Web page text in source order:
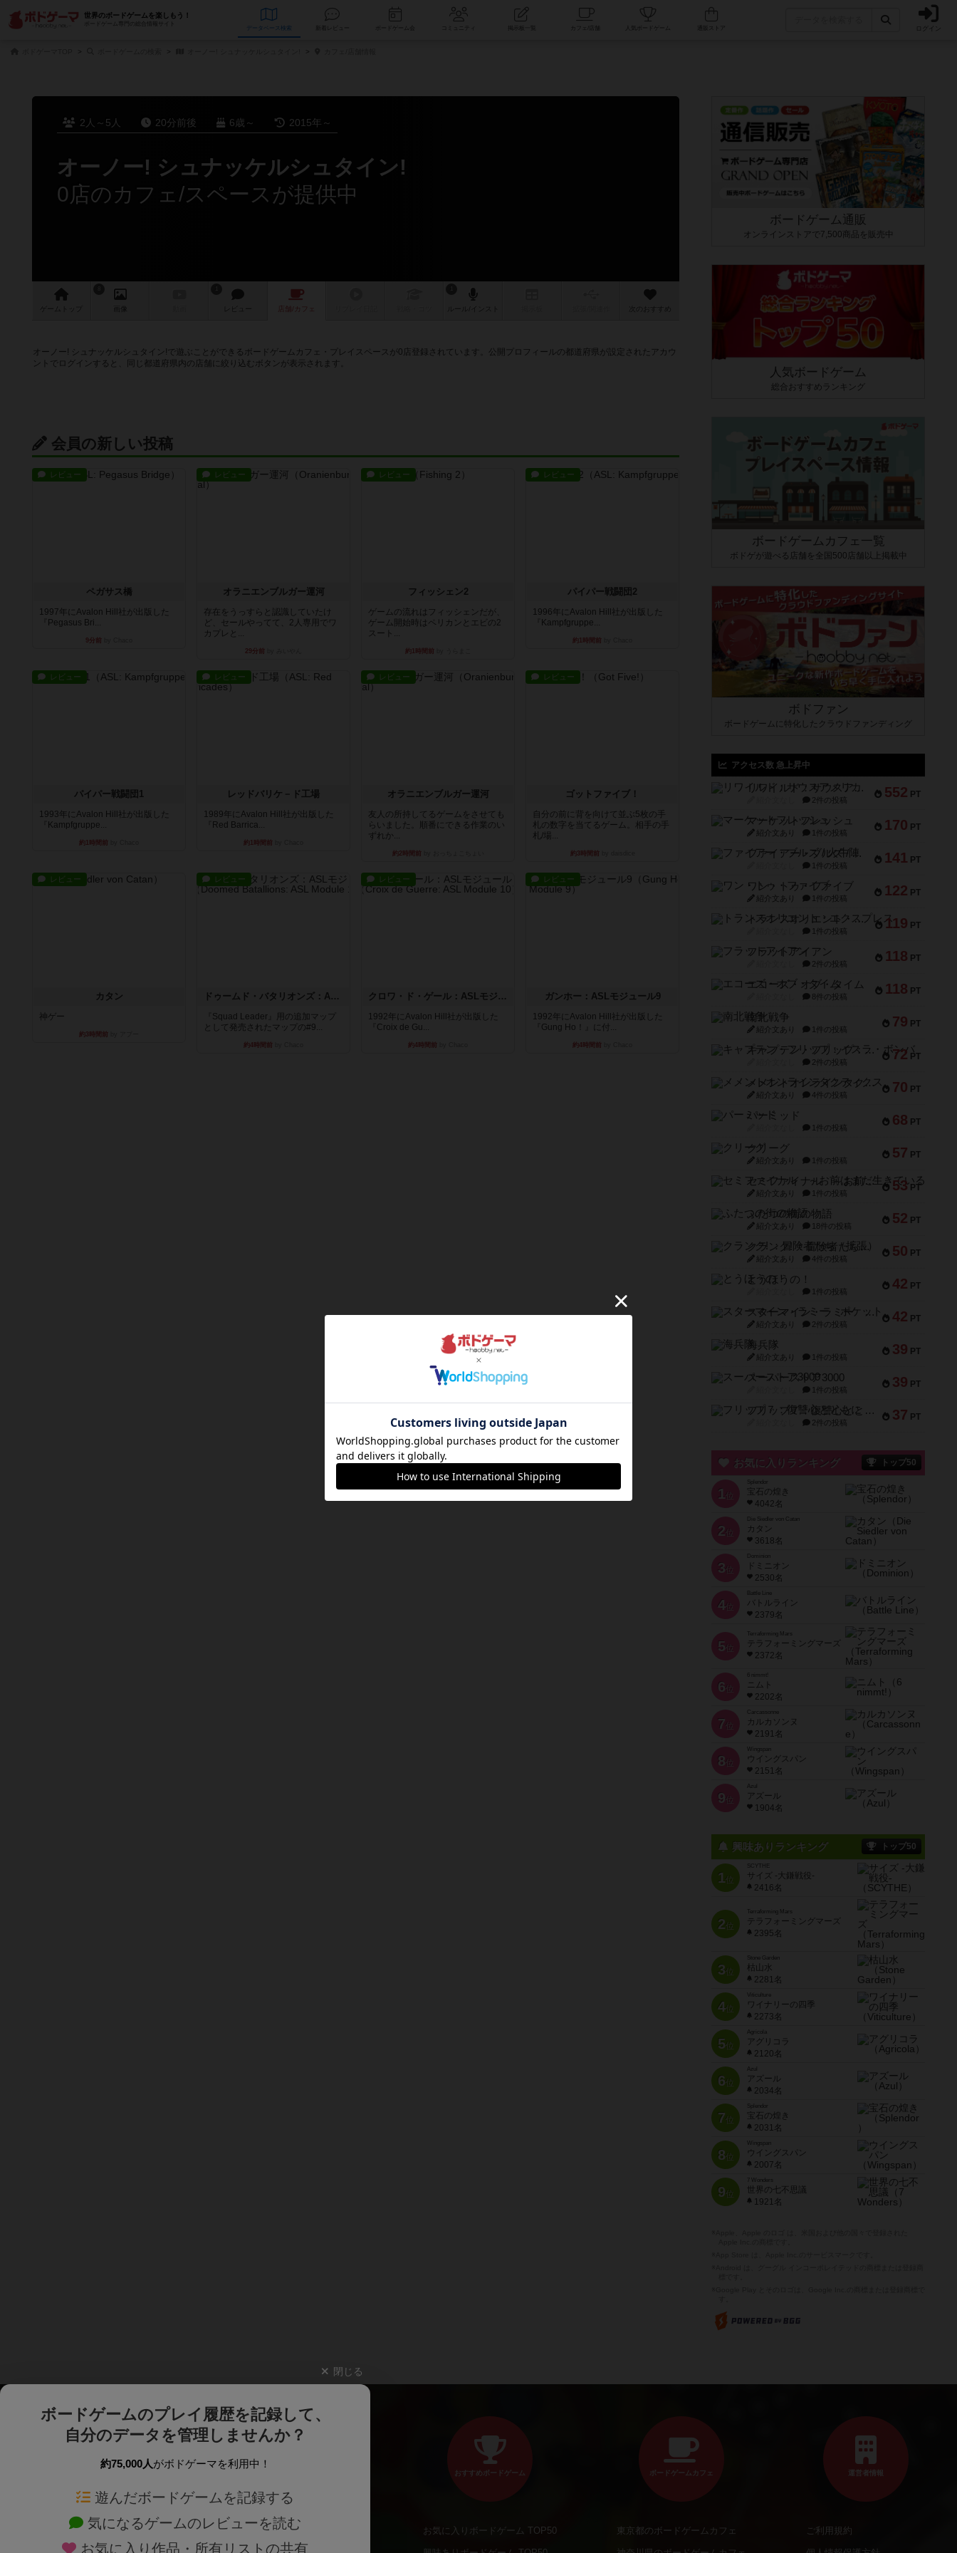
世界のボードゲームを楽しもう！
ボードゲーム専門の総合情報サイト
データベース コミュニティ 人気ボードゲーム ログイン
2人～5人 20分前後 6歳～ 2015年～
オーノー! シュナッケルシュタイン!
0店のカフェ/スペースが提供中
ゲーム 画像 レビュー 店舗/ カフェ 次のおすすめ
オーノー! シュナッケルシュタイン!で遊ぶことができるボードゲームカフェ・プレイスペースが0店登録されています。公開プロフィールの都道府県が設定されたアカウ
ントでログインすると、同じ都道府県内の店舗に絞り込むボタンが表示されます。
会員の新しい投稿
レビュー
ペガサス橋
1997年にAvalon Hill社が出版した
『Pegasus Bri...
9分前
レビュー
オラニエンブルガー運河
存在をうっすらと認識していたけ
ど、セールやってて、2人専用でワ
カプレと...
29分前
レビュー
フィッシェン2
ゲームの流れはフィッシェンだが、
ゲーム開始時はペリカンとエビの2
スート...
約1時間前
レビュー
パイパー戦闘団2
1996年にAvalon Hill社が出版した
『Kampfgruppe...
約1時間前
レビュー
パイパー戦闘団1
1993年にAvalon Hill社が出版した
『Kampfgruppe...
約1時間前
レビュー
レッドバリケ－ド工場
1989年にAvalon Hill社が出版した
『Red Barrica...
約1時間前
レビュー
オラニエンブルガー運河
友人の所持してるゲームをさせても
らいました。順番にできる作業のい
ずれか...
約2時間前
レビュー
ゴットファイブ！
自分の前に背を向けて並ぶ5枚の手
札の数字を当てるゲーム。相手の手
札/場...
約3時間前
レビュー
カタン
神ゲー
約3時間前
レビュー
ドゥームド・バタリオンズ：ASLモジュール11
『Squad Leader』用の追加マップ
として発売されたマップの#9...
約4時間前
レビュー
クロワ・ド・ゲール：ASLモジュール10
1992年にAvalon Hill社が出版した
『Croix de Gu...
約4時間前
レビュー
ガンホー：ASLモジュール9
1992年にAvalon Hill社が出版した
『Gung Ho！』に付...
約4時間前
ボードゲーム通販
オンラインストアで7,500商品を販売中
人気ボードゲーム
総合おすすめランキング
ボードゲームカフェ一覧
ボドゲが遊べる店舗を全国500店舗以上掲載中
ボドファン
ボードゲームに特化したクラウドファンディング
アクセス数 急上昇中
552 PT
リワイルド：サウスアメリカ
2件の投稿
170 PT
マーケットフレッシュ
紹介文あり 1件の投稿
141 PT
ファイアー・ブルズ / 火牛陣
1件の投稿
122 PT
ワン・トゥ・ファイブ
紹介文あり 1件の投稿
119 PT
トランスオリエント・エクスプレス
1件の投稿
118 PT
フラットアイアン
2件の投稿
118 PT
エコーズ・オブ・タイム
8件の投稿
79 PT
南北戦争
紹介文あり 1件の投稿
72 PT
キャプテン・フリップ：イスラ・ボンバ
2件の投稿
70 PT
メメントオンラインタクティクス
紹介文あり 4件の投稿
68 PT
パーミッド
1件の投稿
57 PT
クリーグ
紹介文あり 1件の投稿
53 PT
セミファイナル ～お前はまだ生きている～
紹介文あり 1件の投稿
52 PT
ふたつの街の物語
紹介文あり 18件の投稿
50 PT
クランク! ：冒険者たち（拡張）
紹介文あり 4件の投稿
42 PT
とうほうの！
1件の投稿
42 PT
スターマイン・ラミー ポケット
紹介文あり 2件の投稿
39 PT
海兵隊
紹介文あり 1件の投稿
39 PT
スーパーストア3000
1件の投稿
37 PT
フリップ７：復讐心とともに
2件の投稿
お気に入りランキング トップ50
1 位
宝石の煌き
4042名
2 位
Die Siedler von Catan
カタン
3618名
3 位
ドミニオン
2530名
4位
Battle Line
バトルライン
2379名
5 位
Terraforming Mars
テラフォーミングマーズ
2372名
6 位
ニムト
2202名
7 位
Carcassonne
カルカソンヌ
2191名
8 位
Wingspan
ウイングスパン
2151名
9 位
Azul
アズール
1904名
興味ありランキング トップ50
1位
SCYTHE
サイズ -大鎌戦役-
2416名
2位
Terraforming Mars
テラフォーミングマーズ
2395名
3位
Stone Garden
枯山水
2281名
4位
Viticulture
ワイナリーの四季
2273名
5位
Agricola
アグリコラ
2120名
6位
Azul
アズール
2034名
7位
宝石の煌き
2031名
8位
Wingspan
ウイングスパン
2007名
9位
7 Wonders
世界の七不思議
1921名
閉じる
ボードゲームのプレイ履歴を記録して、
自分のデータを管理しませんか？
約75,000人がボドゲーマを利用中！
遊んだボードゲームを記録する
気になるゲームのレビューを読む
お気に入り作品・所有リストの共有
ボードゲームを検索する 新作・再入荷情報
おすすめボードゲーム
お気に入りボードゲーム TOP50
ボードゲームカフェ
東京都のボードゲームカフェ
運営者情報
ご利用規約